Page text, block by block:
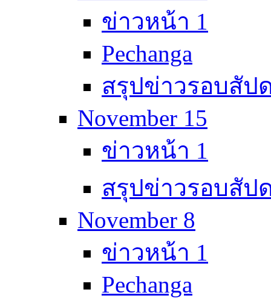
ข่าวหน้า 1
Pechanga
สรุปข่าวรอบสัป
November 15
ข่าวหน้า 1
สรุปข่าวรอบสัป
November 8
ข่าวหน้า 1
Pechanga